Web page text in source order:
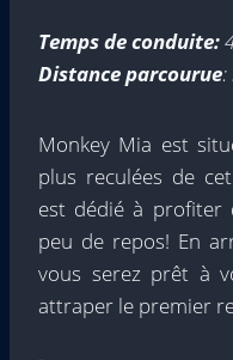
Temps de conduite:
Distance parcourue:
Monkey Mia est
plus reculées de
est dédié à
peu de repos! En
vous serez prêt à
attraper le premier